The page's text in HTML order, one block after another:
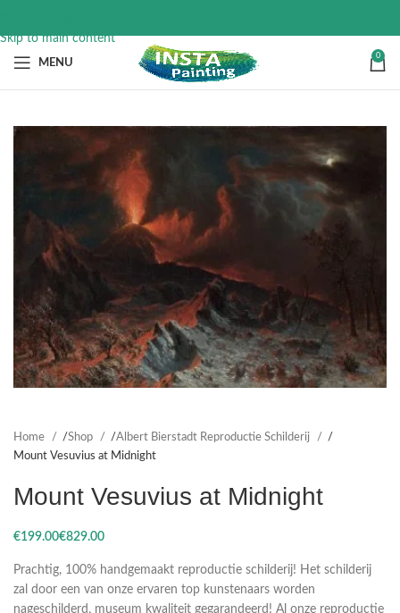
Skip to main content
MENU
0
Home Shop
Albert Bierstadt Reproductie Schilderij
Mount Vesuvius at Midnight
Mount Vesuvius at Midnight
€ €
Prachtig, 100% handgemaakt reproductie schilderij! Het schilderij
zal door een van onze ervaren top kunstenaars worden
nageschilderd, museum kwaliteit gegarandeerd! Al onze reproductie